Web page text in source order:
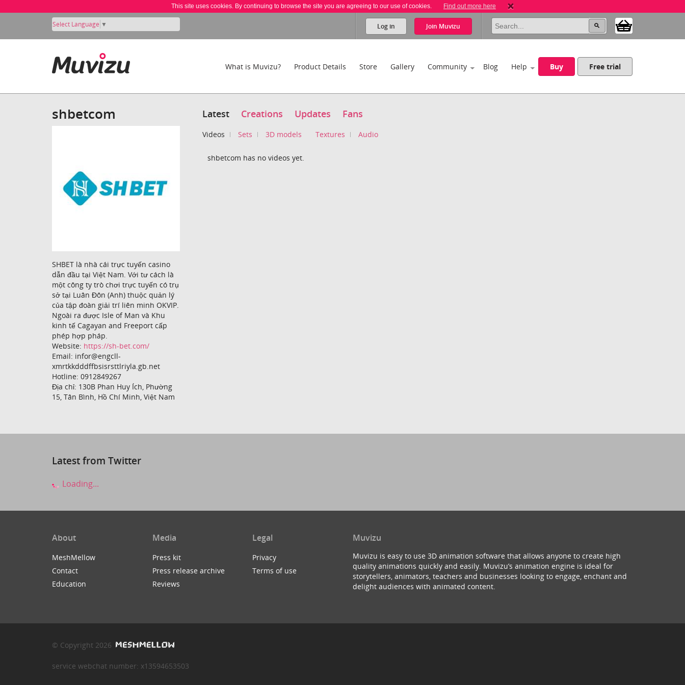
This site uses cookies. By continuing to browse the site you are agreeing to our use of cookies. Find out more here
Select Language ▼ Log in Join Muvizu
What is Muvizu? Product Details Store Gallery Community Blog Help Buy Free trial
shbetcom
SHBET là nhà cái trực tuyến casino
dẫn đầu tại Việt Nam. Với tư cách là
một công ty trò chơi trực tuyến có trụ
sở tại Luân Đôn (Anh) thuộc quản lý
của tập đoàn giải trí liên minh OKVIP.
Ngoài ra được Isle of Man và Khu
kinh tế Cagayan and Freeport cấp
phép hợp pháp.
Website: https://sh-bet.com/
Email: infor@engcll-
xmrtkkdddffbsisrsttlriyla.gb.net
Hotline: 0912849267
Địa chỉ: 130B Phan Huy Ích, Phường
15, Tân Bình, Hồ Chí Minh, Việt Nam
Latest Creations Updates Fans
Videos Sets 3D models Textures Audio
shbetcom has no videos yet.
Latest from Twitter
Loading...
About
MeshMellow
Contact
Education
Media
Press kit
Press release archive
Reviews
Legal
Privacy
Terms of use
Muvizu
Muvizu is easy to use 3D animation software that allows anyone to create high
quality animations quickly and easily. Muvizu’s animation engine is ideal for
storytellers, animators, teachers and businesses looking to engage, enchant and
delight audiences with animated content.
© Copyright 2026
service webchat number: x13594653503